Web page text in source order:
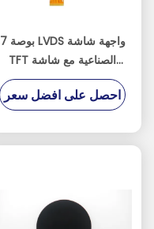
7 بوصة LVDS واجهة شاشة
TFT الصناعية مع شاشة
تعمل باللمس بالسعة
احصل على افضل سعر